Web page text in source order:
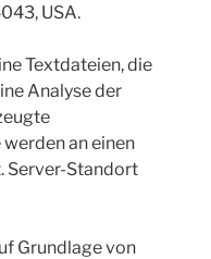
USA.
Textdateien, die
Analyse der
an einen
Server-Standort
Grundlage von